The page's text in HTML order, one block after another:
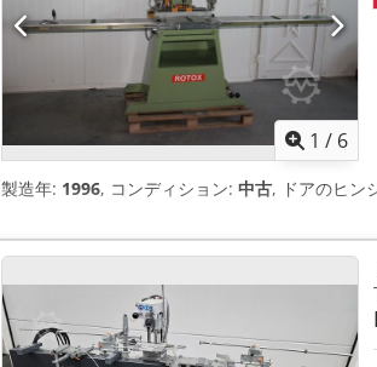
1 / 6
製造年: 1996, コンディション: 中古, ドアのヒン